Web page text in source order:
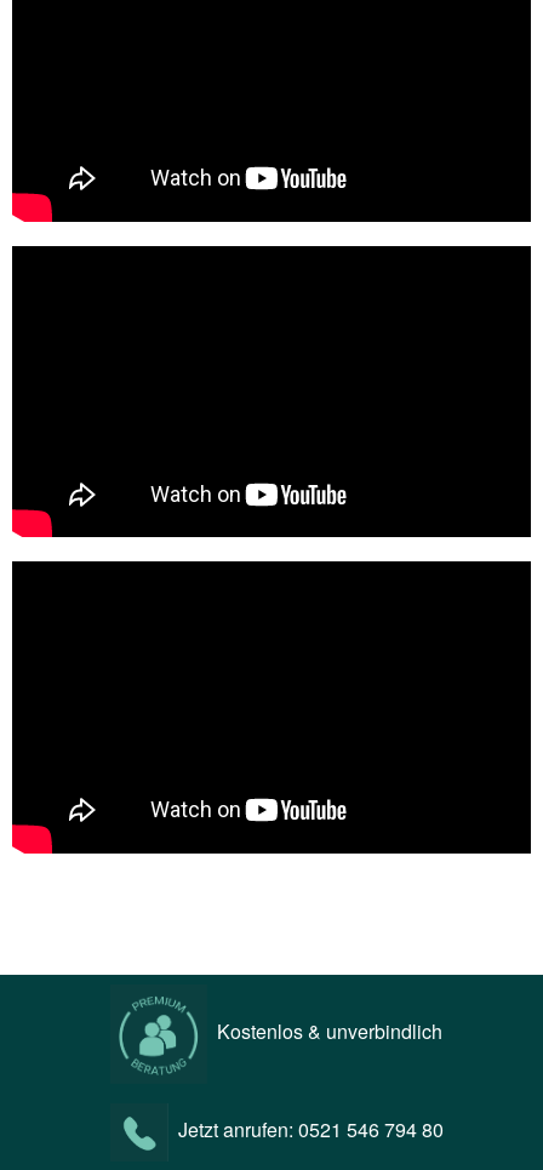
Kostenlos & unverbindlich
Jetzt anrufen: 0521 546 794 80